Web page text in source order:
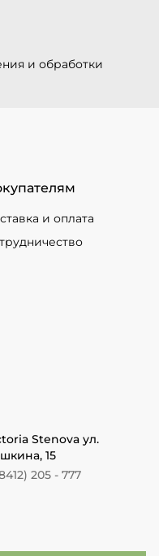
и обработки
и оплата
Stenova ул.
15
205 - 777